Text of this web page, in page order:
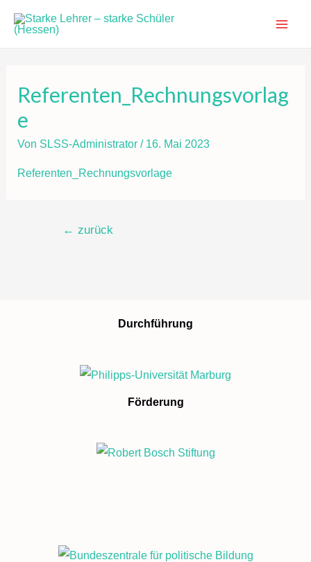
Inhalt
Referenten_Rechnungsvorlag
e
Von SLSS-Administrator / 16. Mai 2023
Referenten_Rechnungsvorlage
Beitragsnavigation
← zurück
Durchführung
Förderung